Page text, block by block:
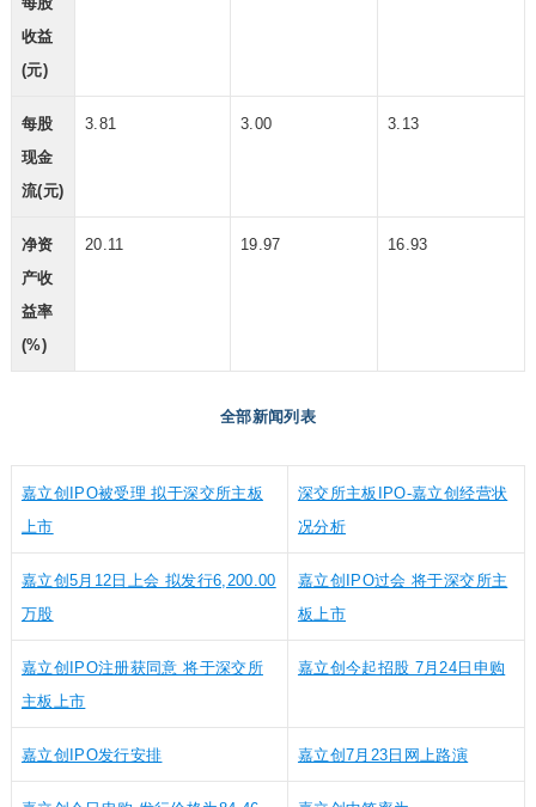
收益
(元)
每股
现金
流(元)
3.81 3.00 3.13
净资
产收
益率
(%)
20.11 19.97 16.93
全部新闻列表
嘉立创IPO被受理 拟于深交所主板
上市
深交所主板IPO-嘉立创经营状
况分析
嘉立创5月12日上会 拟发行6,200.00
万股
嘉立创IPO过会 将于深交所主
板上市
嘉立创IPO注册获同意 将于深交所
主板上市
嘉立创今起招股 7月24日申购
嘉立创IPO发行安排 嘉立创7月23日网上路演